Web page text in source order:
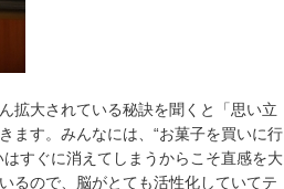
大されている秘訣を聞くと「思い立
ます。みんなには、“お菓子を買いに行
すぐに消えてしまうからこそ直感を大
るので、脳がとても活性化していてテ